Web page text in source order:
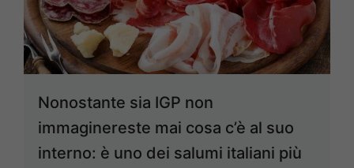
Nonostante sia IGP non
immaginereste mai cosa c’è al suo
interno: è uno dei salumi italiani più